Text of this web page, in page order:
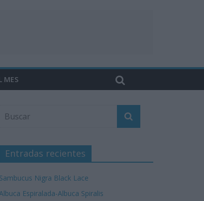
MES
Entradas recientes
Sambucus Nigra Black Lace
Espiralada-Albuca Spiralis